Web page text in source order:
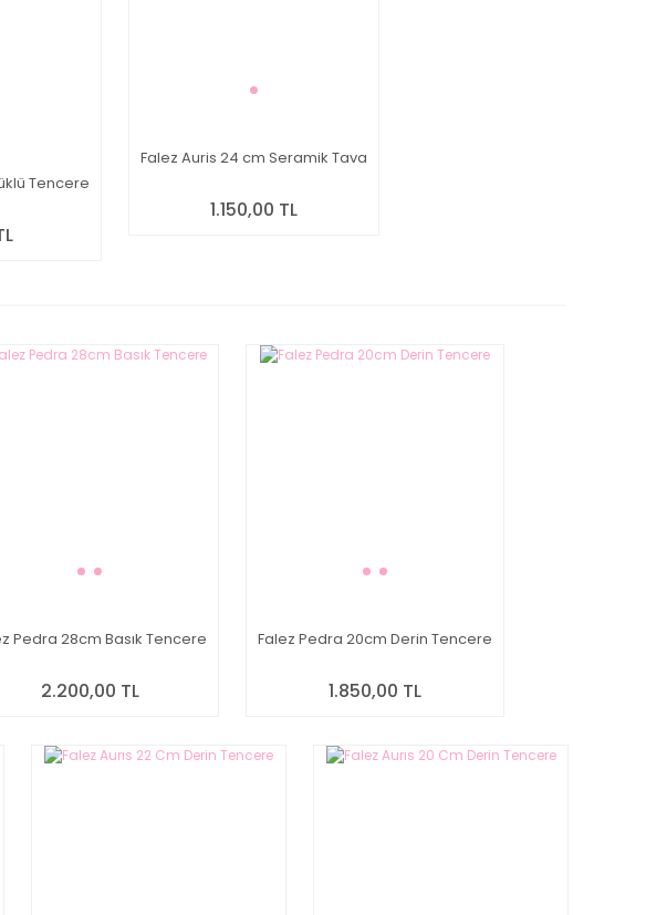
Tencere
Falez Auris 24 cm Seramik Tava
1.150,00 TL
Pedra 28cm Basık Tencere
2.200,00 TL
Falez Pedra 20cm Derin Tencere
1.850,00 TL